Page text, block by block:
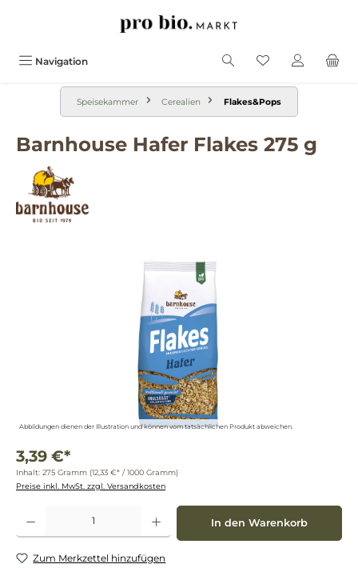
Navigation
Speisekammer Cerealien Flakes&Pops
Barnhouse Hafer Flakes 275 g
Abbildungen dienen der Illustration und können vom tatsächlichen Produkt abweichen.
3,39 €*
Inhalt: 275 Gramm (12,33 €* / 1000 Gramm)
Preise inkl. MwSt. zzgl. Versandkosten
Produkt Anzahl: Gib den gewünschten Wert ein oder benutze die Schaltflächen um
In den Warenkorb
Zum Merkzettel hinzufügen